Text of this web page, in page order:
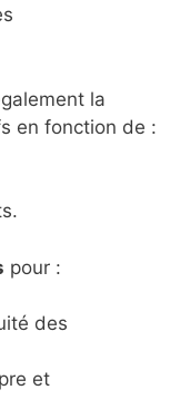
la
en fonction de :
pour :
des
et